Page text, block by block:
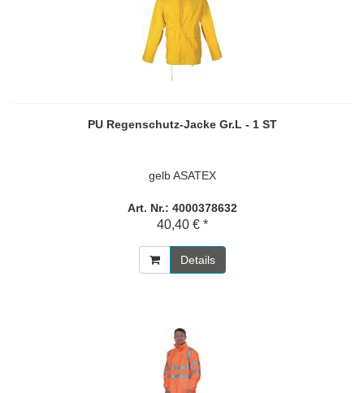
PU Regenschutz-Jacke Gr.L - 1 ST
gelb ASATEX
Art. Nr.: 4000378632
40,40 € *
Details